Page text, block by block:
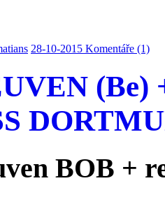
28-10-2015 Komentáře (1)
(Be)
BOB +